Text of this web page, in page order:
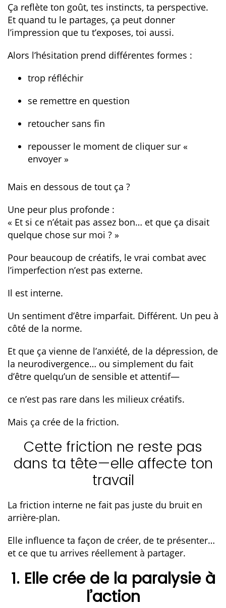
Ça reflète ton goût, tes instincts, ta perspective.
Et quand tu le partages, ça peut donner
l’impression que tu t’exposes, toi aussi.
Alors l’hésitation prend différentes formes :
trop réfléchir
se remettre en question
retoucher sans fin
repousser le moment de cliquer sur «
envoyer »
Mais en dessous de tout ça ?
Une peur plus profonde :
« Et si ce n’était pas assez bon… et que ça disait
quelque chose sur moi ? »
Pour beaucoup de créatifs, le vrai combat avec
l’imperfection n’est pas externe.
Il est interne.
Un sentiment d’être imparfait. Différent. Un peu à
côté de la norme.
Et que ça vienne de l’anxiété, de la dépression, de
la neurodivergence… ou simplement du fait
d’être quelqu’un de sensible et attentif—
ce n’est pas rare dans les milieux créatifs.
Mais ça crée de la friction.
Cette friction ne reste pas
dans ta tête—elle affecte ton
travail
La friction interne ne fait pas juste du bruit en
arrière-plan.
Elle influence ta façon de créer, de te présenter…
et ce que tu arrives réellement à partager.
1. Elle crée de la paralysie à
l’action